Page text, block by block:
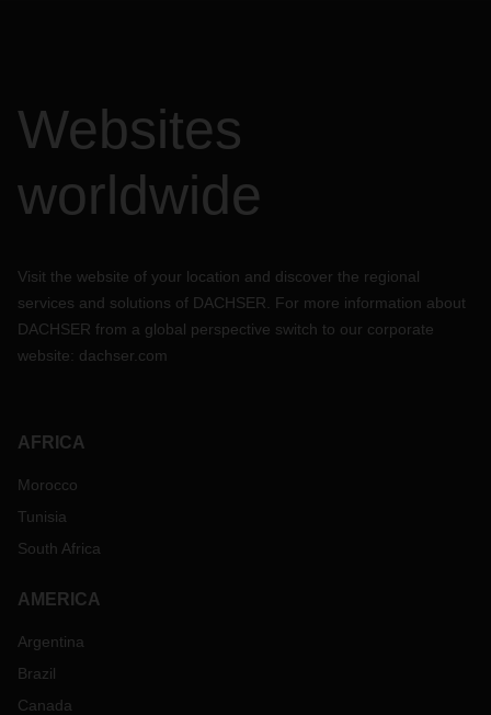
Websites
worldwide
Visit the website of your location and discover the regional
services and solutions of DACHSER. For more information about
DACHSER from a global perspective switch to our corporate
website: dachser.com
AFRICA
Morocco
Tunisia
South Africa
AMERICA
Argentina
Brazil
Canada